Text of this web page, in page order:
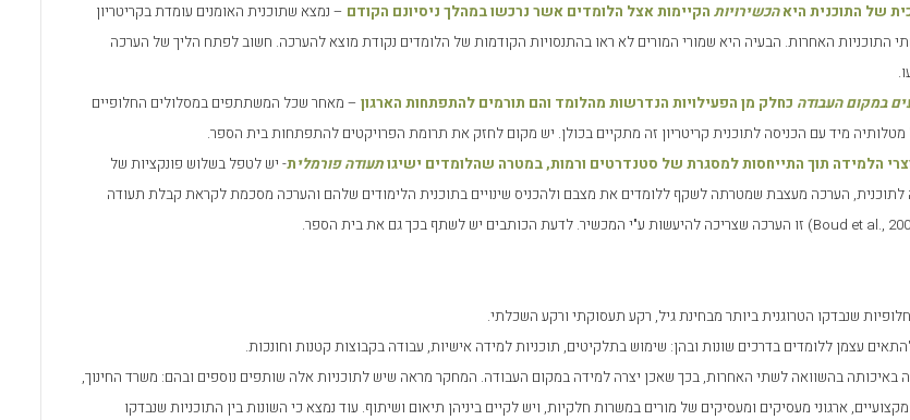
של התוכנית היאהכשירויות הקיימות אצל הלומדים אשר נרכשו במהלך ניסיונם הקודם – נמצא שתוכנית האומנים עומדת בקריטריון
התוכניות האחרות. הבעיה היא שמורי המורים לא ראו בהתנסויות הקודמות של הלומדים נקודת מוצא להערכה. חשוב לפתח הליך של הערכה
במקום העבודה כחלק מן הפעילויות הנדרשות מהלומד והם תורמים להתפתחות הארגון – מאחר שכל המשתתפים במסלולים החלופיים
מיד עם הכניסה לתוכנית קריטריון זה מתקיים בכולן. יש מקום לחזק את תרומת הפרויקטים להתפתחות בית הספר.
הלמידה תוך התייחסות למסגרת של סטנדרטים ורמות, במטרה שהלומדים ישיגותעודה פורמלית- יש לטפל בשלוש פונקציות של
הערכה מעצבת שמטרתה לשקף ללומדים את מצבם ולהכניס שינויים בתוכנית הלימודים שלהם והערכה מסכמת לקראת קבלת תעודה
Boud et al.,) זו הערכה שצריכה להיעשות ע"י המכשיר. לדעת הכותבים יש לשתף בכך גם את בית הספר.
שנבדקו הטרוגנית ביותר מבחינת גיל, רקע תעסוקתי ורקע השכלתי.
עצמן ללומדים בדרכים שונות ובהן: שימוש בתלקיטים, תוכניות למידה אישיות, עבודה בקבוצות קטנות וחונכות.
באיכותה בהשוואה לשתי האחרות, בכך שאכן יצרה למידה במקום העבודה. המחקר מראה שיש לתוכניות אלה שותפים נוספים ובהם: משרד החינוך,
ארגוני מעסיקים ומעסיקים של מורים במשרות חלקיות, ויש לקיים ביניהן תיאום ושיתוף. עוד נמצא כי השונות בין התוכניות שנבדקו